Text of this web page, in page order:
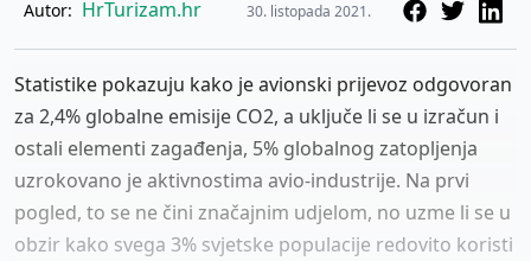
Autor: HrTurizam.hr 30. listopada 2021.
Statistike pokazuju kako je avionski prijevoz odgovoran
za 2,4% globalne emisije CO2, a uključe li se u izračun i
ostali elementi zagađenja, 5% globalnog zatopljenja
uzrokovano je aktivnostima avio-industrije. Na prvi
pogled, to se ne čini značajnim udjelom, no uzme li se u
obzir kako svega 3% svjetske populacije redovito koristi